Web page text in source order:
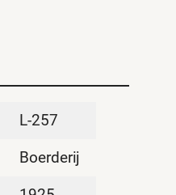
L-257
Boerderij